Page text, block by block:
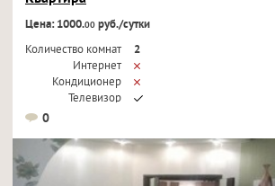
Цена: 1000.00руб./сутки
Количество комнат
2
Интернет
Кондиционер
Телевизор
0